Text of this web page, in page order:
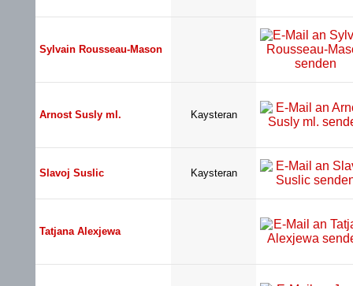
Sylvain Rousseau-Mason
Arnost Susly ml. Kaysteran
Slavoj Suslic Kaysteran
Tatjana Alexjewa